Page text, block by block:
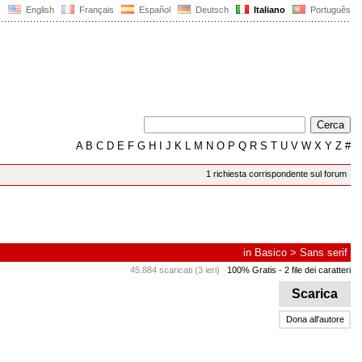
English Français Español Deutsch Italiano Português
AB C D E F G H J K L M N O P Q R S T U V W X Y Z #
1 richiesta corrispondente sul forum
in Basico > Sans serif
45.884 scaricati (3 ieri) 100% Gratis - 2 file dei caratteri
Scarica
Dona all'autore